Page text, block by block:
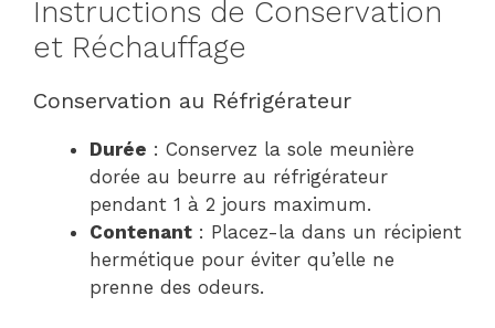
Instructions de Conservation
et Réchauffage
Conservation au Réfrigérateur
Durée : Conservez la sole meunière
dorée au beurre au réfrigérateur
pendant 1 à 2 jours maximum.
Contenant : Placez-la dans un récipient
hermétique pour éviter qu’elle ne
prenne des odeurs.